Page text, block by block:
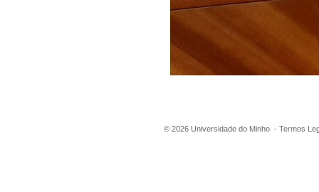
© 2026 Universidade do Minho - Termos